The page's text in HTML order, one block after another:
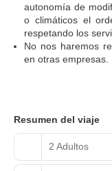
autonomía de
o climáticos el
respetando los
No nos haremos
en otras empresas.
Resumen del viaje
2 Adultos